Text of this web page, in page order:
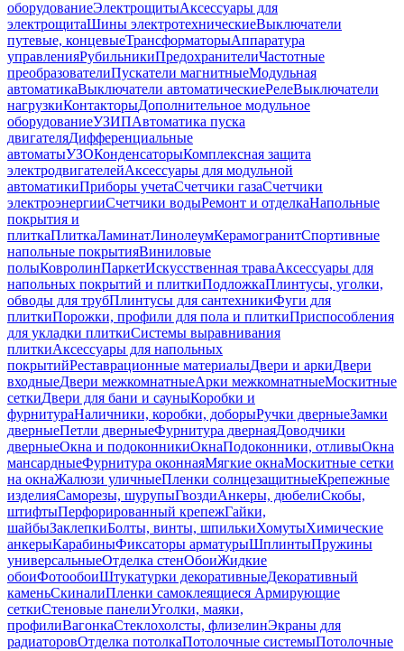
оборудованиеЭлектрощитыАксессуары для
электрощитаШины электротехническиеВыключатели
путевые, концевыеТрансформаторыАппаратура
управленияРубильникиПредохранителиЧастотные
преобразователиПускатели магнитныеМодульная
автоматикаВыключатели автоматическиеРелеВыключатели
нагрузкиКонтакторыДополнительное модульное
оборудованиеУЗИПАвтоматика пуска
двигателяДифференциальные
автоматыУЗОКонденсаторыКомплексная защита
электродвигателейАксессуары для модульной
автоматикиПриборы учетаСчетчики газаСчетчики
электроэнергииСчетчики водыРемонт и отделкаНапольные
покрытия и
плиткаПлиткаЛаминатЛинолеумКерамогранитСпортивные
напольные покрытияВиниловые
полыКовролинПаркетИскусственная траваАксессуары для
напольных покрытий и плиткиПодложкаПлинтусы, уголки,
обводы для трубПлинтусы для сантехникиФуги для
плиткиПорожки, профили для пола и плиткиПриспособления
для укладки плиткиСистемы выравнивания
плиткиАксессуары для напольных
покрытийРеставрационные материалыДвери и аркиДвери
входныеДвери межкомнатныеАрки межкомнатныеМоскитные
сеткиДвери для бани и сауныКоробки и
фурнитураНаличники, коробки, доборыРучки дверныеЗамки
дверныеПетли дверныеФурнитура двернаяДоводчики
дверныеОкна и подоконникиОкнаПодоконники, отливыОкна
мансардныеФурнитура оконнаяМягкие окнаМоскитные сетки
на окнаЖалюзи уличныеПленки солнцезащитныеКрепежные
изделияСаморезы, шурупыГвоздиАнкеры, дюбелиСкобы,
штифтыПерфорированный крепежГайки,
шайбыЗаклепкиБолты, винты, шпилькиХомутыХимические
анкерыКарабиныФиксаторы арматурыШплинтыПружины
универсальныеОтделка стенОбоиЖидкие
обоиФотообоиШтукатурки декоративныеДекоративный
каменьСкиналиПленки самоклеящиеся Армирующие
сеткиСтеновые панелиУголки, маяки,
профилиВагонкаСтеклохолсты, флизелинЭкраны для
радиаторовОтделка потолкаПотолочные системыПотолочные